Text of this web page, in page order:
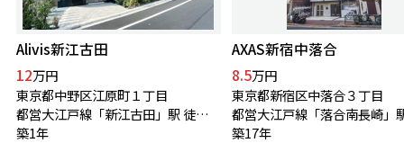
Alivis新江古田
12万円
東京都中野区江原町１丁目
都営大江戸線「新江古田」駅 徒歩11分
築1年
AXAS新宿中落合
8.5万円
東京都新宿区中落合３丁目
築17年